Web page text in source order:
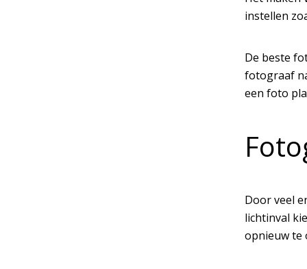
instellen
De beste
fotograaf
een foto
Door veel
lichtinval
opnieuw te